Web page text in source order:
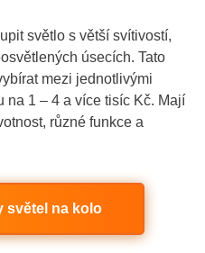
světlo s větší svítivostí,
úsecích. Tato
mezi jednotlivými
na 1 – 4 a více tisíc Kč. Mají
různé funkce a
světel na kolo